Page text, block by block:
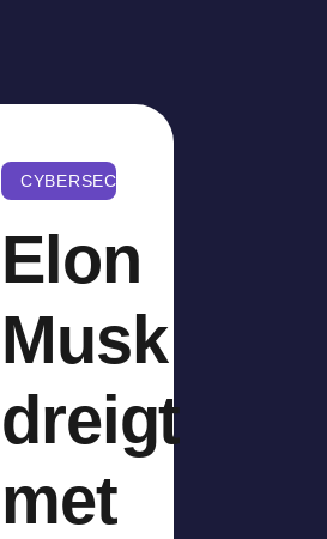
CYBERSECURITY
Elon
Musk
dreigt
met